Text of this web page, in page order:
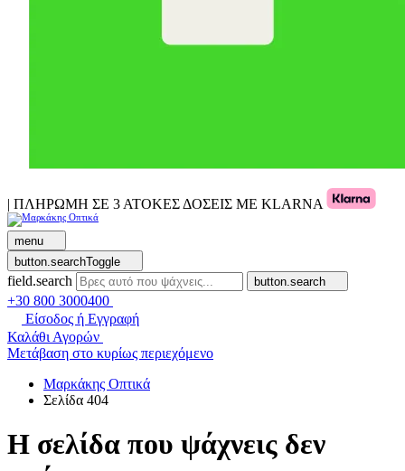
| ΠΛΗΡΩΜΗ ΣΕ 3 ΑΤΟΚΕΣ ΔΟΣΕΙΣ ΜΕ KLARNA
menu
button.searchToggle
field.search button.search
+30 800 3000400
Είσοδος ή Εγγραφή
Καλάθι Αγορών
Μετάβαση στο κυρίως περιεχόμενο
Μαρκάκης Οπτικά
Σελίδα 404
Η σελίδα που ψάχνεις δεν